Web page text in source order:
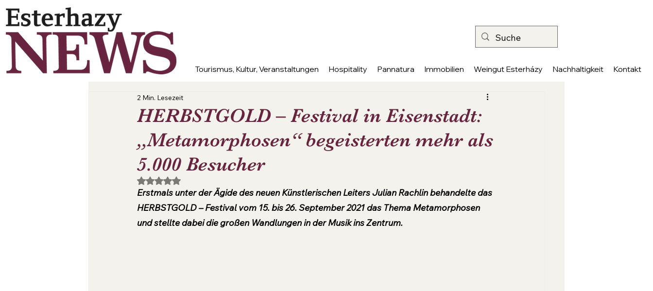
Tourismus, Kultur, Veranstaltungen Hospitality Pannatura Immobilien Weingut Esterházy Nachhaltigkeit Kontakt
HERBSTGOLD – Festival in Eisenstadt:
„Metamorphosen“ begeisterten mehr als
5.000 Besucher
2 Min. Lesezeit
Mit NaN von 5 Sternen bewertet.
Erstmals unter der Ägide des neuen Künstlerischen Leiters Julian Rachlin behandelte das
HERBSTGOLD – Festival vom 15. bis 26. September 2021 das Thema Metamorphosen
und stellte dabei die großen Wandlungen in der Musik ins Zentrum.